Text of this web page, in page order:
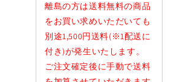
離島の方は送料無料の商品
をお買い求めいただいても
別途1,500円送料(※1配送に
付き)が発生いたします。
ご注文確定後に手動で送料